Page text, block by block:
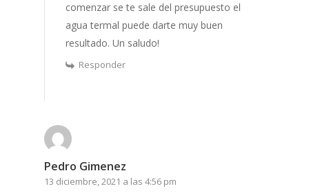
comenzar se te sale del presupuesto el
agua termal puede darte muy buen
resultado. Un saludo!
Responder
Pedro Gimenez
13 diciembre, 2021 a las 4:56 pm